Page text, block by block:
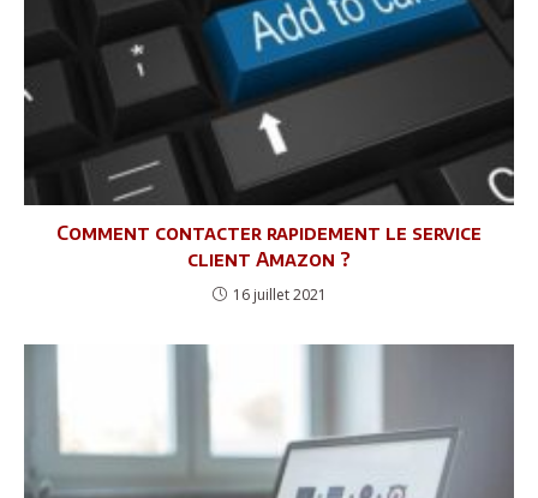
Comment contacter rapidement le service
client Amazon ?
16 juillet 2021